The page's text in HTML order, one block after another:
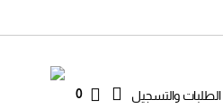
الطلبات والتسجيل 0